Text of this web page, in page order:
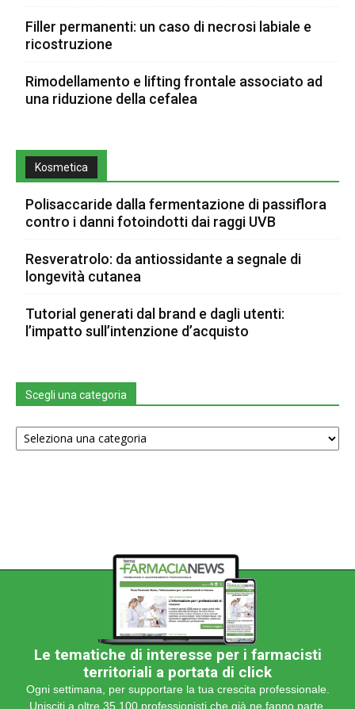
Filler permanenti: un caso di necrosi labiale e
ricostruzione
Rimodellamento e lifting frontale associato ad
una riduzione della cefalea
Kosmetica
Polisaccaride dalla fermentazione di passiflora
contro i danni fotoindotti dai raggi UVB
Resveratrolo: da antiossidante a segnale di
longevità cutanea
Tutorial generati dal brand e dagli utenti:
l’impatto sull’intenzione d’acquisto
Scegli una categoria
Scegli
una
Le tematiche di interesse per i farmacisti
territoriali a portata di click
Ogni settimana, per supportare la tua crescita professionale.
Unisciti a oltre 35.100 professionisti che già ne fanno parte.